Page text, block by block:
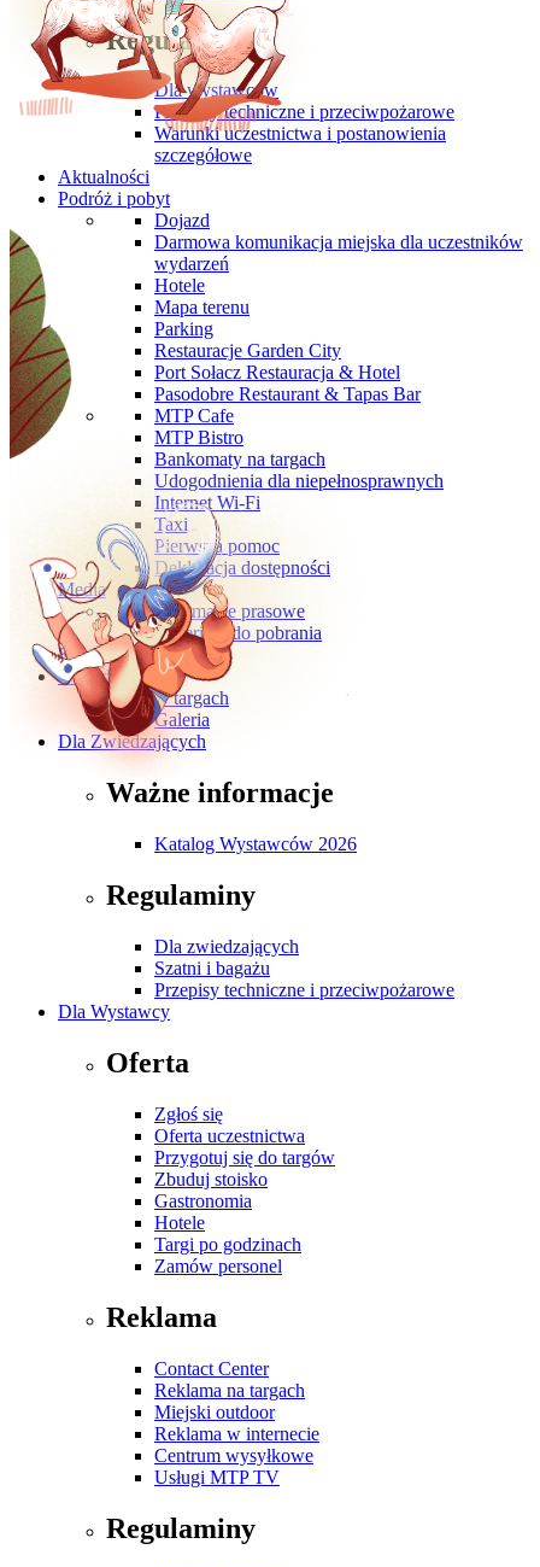
Regulaminy
Dla wystawców
Przepisy techniczne i przeciwpożarowe
Warunki uczestnictwa i postanowienia
szczegółowe
Aktualności
Podróż i pobyt
Dojazd
Darmowa komunikacja miejska dla uczestników
wydarzeń
Hotele
Mapa terenu
Parking
Restauracje Garden City
Port Sołacz Restauracja & Hotel
Pasodobre Restaurant & Tapas Bar
MTP Cafe
MTP Bistro
Bankomaty na targach
Udogodnienia dla niepełnosprawnych
Internet Wi-Fi
Taxi
Pierwsza pomoc
Deklaracja dostępności
Media
Informacje prasowe
Materiały do pobrania
Kontakt
O wydarzeniu
O targach
Galeria
Dla Zwiedzających
Ważne informacje
Katalog Wystawców 2026
Regulaminy
Dla zwiedzających
Szatni i bagażu
Przepisy techniczne i przeciwpożarowe
Dla Wystawcy
Oferta
Zgłoś się
Oferta uczestnictwa
Przygotuj się do targów
Zbuduj stoisko
Gastronomia
Hotele
Targi po godzinach
Zamów personel
Reklama
Contact Center
Reklama na targach
Miejski outdoor
Reklama w internecie
Centrum wysyłkowe
Usługi MTP TV
Regulaminy